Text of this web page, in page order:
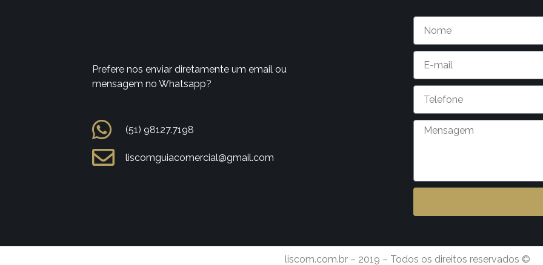
Prefere nos enviar diretamente um email ou
mensagem no Whatsapp?
(51) 98127.7198
liscomguiacomercial@gmail.com
liscom.com.br – 2019 – Todos os direitos reservados ©